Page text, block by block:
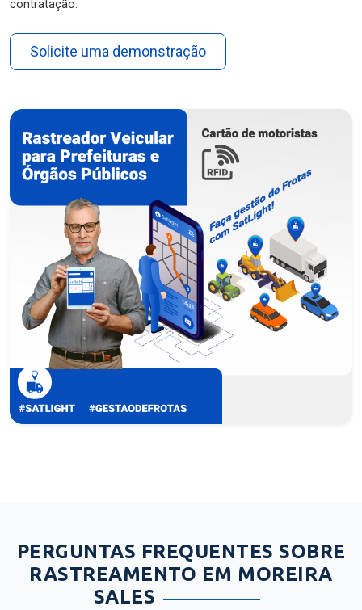
contratação.
Solicite uma demonstração
PERGUNTAS FREQUENTES SOBRE
RASTREAMENTO EM MOREIRA
SALES